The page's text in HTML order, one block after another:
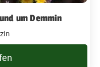
um Demmin